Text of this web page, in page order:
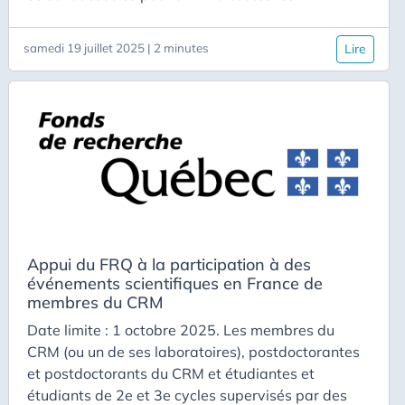
mathématiciennes et à tous les mathématiciens
dont l’université est partenaire du CRM, la
travail de recherche, comprenant un séjour au
Cirm et un séjour au CRM.
samedi 19 juillet 2025 | 2 minutes Lire
Appui du FRQ à la participation à des
événements scientifiques en France de
membres du CRM
Date limite : 1 octobre 2025. Les membres du
CRM (ou un de ses laboratoires), postdoctorantes
et postdoctorants du CRM et étudiantes et
étudiants de 2e et 3e cycles supervisés par des